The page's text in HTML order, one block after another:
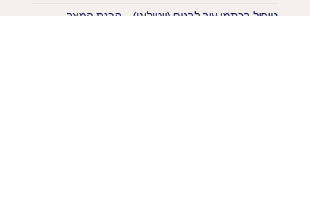
טיפול בכתמי עור לבנים (ויטיליגו) – הבנת המצב